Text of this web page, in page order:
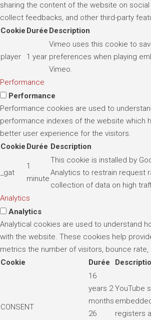
sharing the content of the website on
collect feedbacks, and other third-party
Cookie Durée Description
player 1 year
Vimeo uses this cookie to
preferences when playing
Vimeo.
Performance
Performance
Performance cookies are used to
performance indexes of the website which
better user experience for the visitors.
Cookie Durée Description
_gat
1
minute
This cookie is installed by
Analytics to restrain request
collection of data on high
Analytics
Analytics
Analytical cookies are used to understand
with the website. These cookies help
metrics the number of visitors, bounce
Cookie
Durée
CONSENT
16
years 2
months
26
YouTube
registers